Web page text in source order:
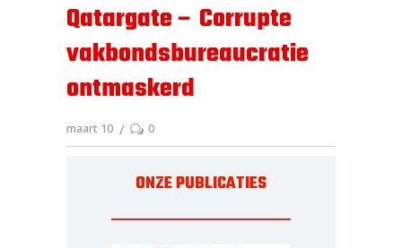
Qatargate – Corrupte
vakbondsbureaucratie
ontmaskerd
maart 10 0
ONZE PUBLICATIES